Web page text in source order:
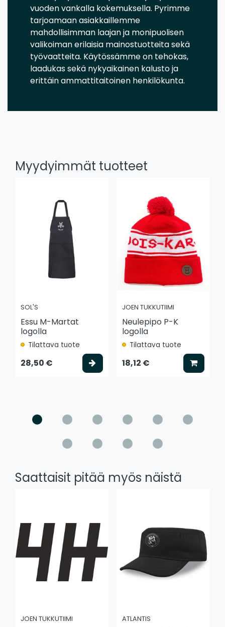
vuoden vankalla kokemuksella. Pyrimme
tarjoamaan asiakkaillemme
mahdollisimman laajan ja monipuolisen
valikoiman erilaisia mainostuotteita sekä
työvaatteita. Käytössämme on tehokas,
laadukas sekä nykyaikainen kalusto ja
erittäin ammattitaitoinen henkilökunta.
Myydyimmät tuotteet
SOL'S
Essu M-Martat
logolla
Tilattava tuote
28,50 € Valitse vaihtoehto
JOEN TUKKUTIIMI
Neulepipo P-K
logolla
Tilattava tuote
18,12 € Lisää
Saattaisit pitää myös näistä
JOEN TUKKUTIIMI ATLANTIS